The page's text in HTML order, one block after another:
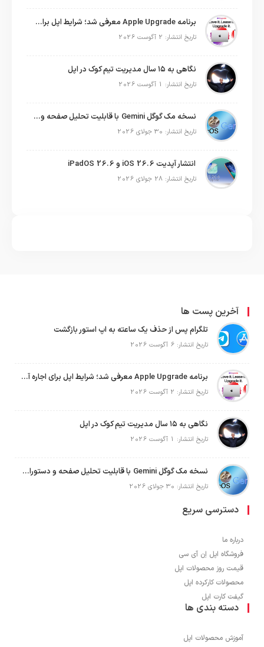
برنامه Apple Upgrade معرفی شد؛ شرایط اپل برای اجاره آیفون، آیپد، مک و اپل واچ
تاریخ انتشار: 2 آگوست 2026
نگاهی به ۱۵ سال مدیریت تیم کوک در اپل
تاریخ انتشار: 1 آگوست 2026
نسخه مک گوگل Gemini با قابلیت تحلیل صفحه و دستورات صوتی در به‌روزرسانی جدید
تاریخ انتشار: 30 جولای 2026
انتشار آپدیت iOS 26.6 و iPadOS 26.6
تاریخ انتشار: 28 جولای 2026
آخرین پست ها
تلگرام پس از حذف یک ساعته به اپ استور بازگشت
تاریخ انتشار: 6 آگوست 2026
برنامه Apple Upgrade معرفی شد؛ شرایط اپل برای اجاره آیفون، آیپد، مک و اپل واچ
تاریخ انتشار: 2 آگوست 2026
نگاهی به ۱۵ سال مدیریت تیم کوک در اپل
تاریخ انتشار: 1 آگوست 2026
نسخه مک گوگل Gemini با قابلیت تحلیل صفحه و دستورات صوتی در به‌روزرسانی جدید
تاریخ انتشار: 30 جولای 2026
دسترسی سریع
درباره ما
فروشگاه اپل اِن آی سی
قیمت روز محصولات اپل
محصولات کارکرده اپل
گیفت کارت اپل
دسته بندی ها
آموزش محصولات اپل